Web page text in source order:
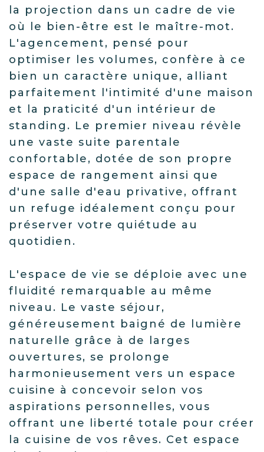
la projection dans un cadre de vie
où le bien-être est le maître-mot.
L'agencement, pensé pour
optimiser les volumes, confère à ce
bien un caractère unique, alliant
parfaitement l'intimité d'une maison
et la praticité d'un intérieur de
standing. Le premier niveau révèle
une vaste suite parentale
confortable, dotée de son propre
espace de rangement ainsi que
d'une salle d'eau privative, offrant
un refuge idéalement conçu pour
préserver votre quiétude au
quotidien.
L'espace de vie se déploie avec une
fluidité remarquable au même
niveau. Le vaste séjour,
généreusement baigné de lumière
naturelle grâce à de larges
ouvertures, se prolonge
harmonieusement vers un espace
cuisine à concevoir selon vos
aspirations personnelles, vous
offrant une liberté totale pour créer
la cuisine de vos rêves. Cet espace